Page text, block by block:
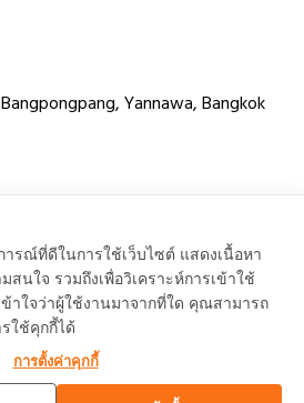
Yannawa, Bangkok
ารณ์ที่ดีในการใช้เว็บไซต์ แสดงเนื้อหา
นใจ รวมถึงเพื่อวิเคราะห์การเข้าใช้
าใจว่าผู้ใช้งานมาจากที่ใด คุณสามารถ
ใช้คุกกี้ได้
การตั้งค่าคุกกี้